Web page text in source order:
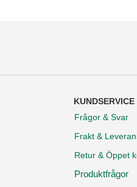
KUNDSERVICE
Frågor & Svar
Frakt &
Retur & Öppet
Produktfrågor